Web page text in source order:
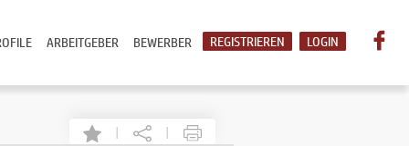
LOGIN
REGISTRIEREN
BEWERBER
ARBEITGEBER
| |